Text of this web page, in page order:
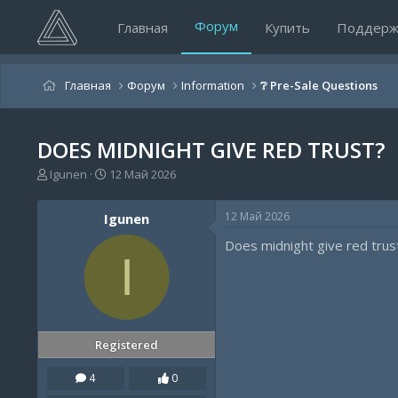
Главная Форум Купить
Главная Форум Information ❔ Pre-Sale Questions
DOES MIDNIGHT GIVE RED TRUST?
А
т
Igunen
Д
т
а
н
а
12 Май 2026
Igunen
I
Registered
4
0
12 Май 2026
Does midnight give red